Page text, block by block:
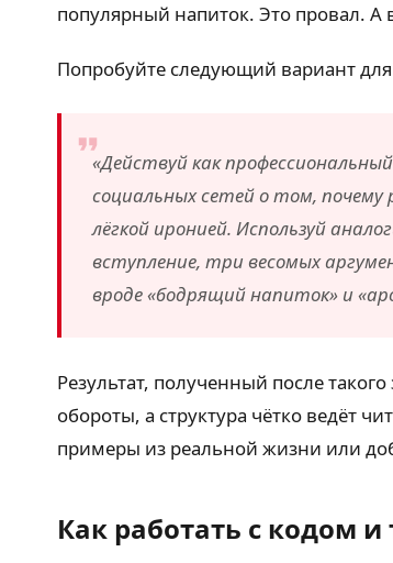
популярный напиток. Это провал. А
Попробуйте следующий вариант для
«Действуй как
социальных сетей о том,
лёгкой иронией. Используй
вступление, три весомых
вроде «бодрящий напиток» и
Результат, полученный после
обороты, а структура чётко ведёт
примеры из реальной жизни или
Как работать с кодом